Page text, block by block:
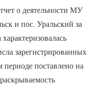
о деятельности МУ
и пос. Уральский за
зарегистрированных
поставлено на